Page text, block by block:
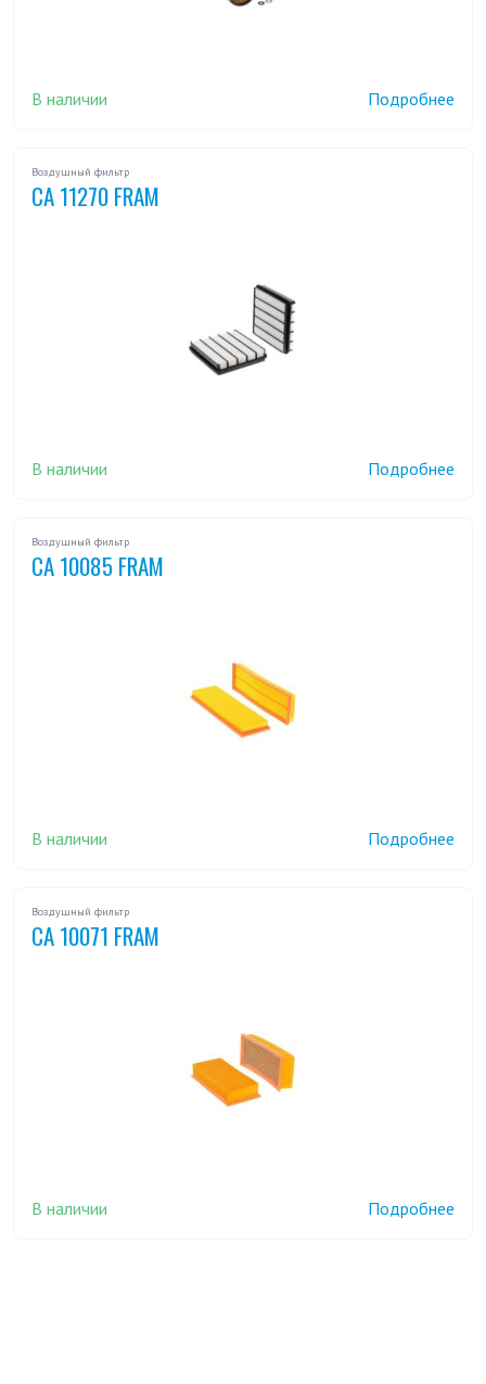
В наличии Подробнее
Воздушный фильтр
CA 11270 FRAM
В наличии Подробнее
Воздушный фильтр
CA 10085 FRAM
В наличии Подробнее
Воздушный фильтр
CA 10071 FRAM
В наличии Подробнее